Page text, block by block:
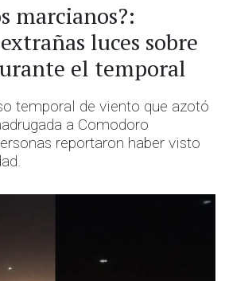
marcianos?:
luces sobre
el temporal
temporal de viento que azotó
a Comodoro
reportaron haber visto